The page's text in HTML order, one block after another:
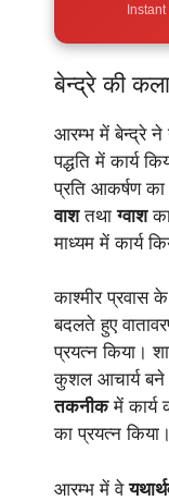
बेन्द्रे की कला
आरम्भ में बेन्द्रे ने
पद्धति में कार्य
प्रति आकर्षण
वाशतथाग्वाश
माध्यम में कार्य
काश्मीर प्रवास
बदलते हुए
प्रयत्न किया।
कुशल आचार्य बने
तकनीकमें कार्य
का प्रयत्न किया।
आरम्भ में वे